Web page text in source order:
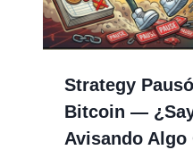
Strategy
Bitcoin —
Avisando Algo